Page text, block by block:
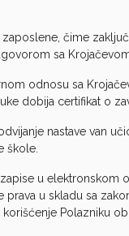
čime
sa
odnosu sa
dobija certifikat o
nastave van
škole.
u elektronskom
u skladu sa
Polazniku